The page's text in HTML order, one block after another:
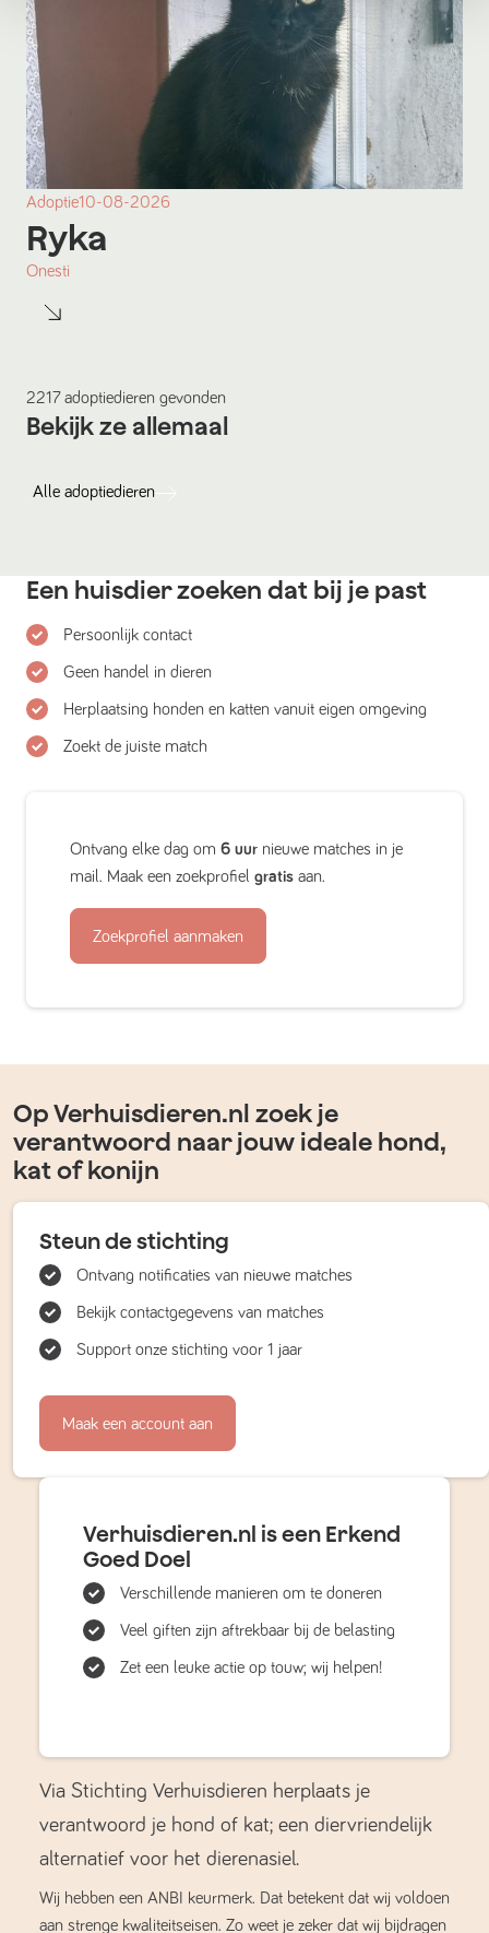
Adoptie10-08-2026
Ryka
Onesti
2217 adoptiedieren gevonden
Bekijk ze allemaal
Alle adoptiedieren
Een huisdier zoeken dat bij je past
Persoonlijk contact
Geen handel in dieren
Herplaatsing honden en katten vanuit eigen omgeving
Zoekt de juiste match
Ontvang elke dag om 6 uur nieuwe matches in je
mail. Maak een zoekprofiel gratis aan.
Zoekprofiel aanmaken
Op Verhuisdieren.nl zoek je
verantwoord naar jouw ideale hond,
kat of konijn
Steun de stichting
Ontvang notificaties van nieuwe matches
Bekijk contactgegevens van matches
Support onze stichting voor 1 jaar
Maak een account aan
Verhuisdieren.nl is een Erkend
Goed Doel
Verschillende manieren om te doneren
Veel giften zijn aftrekbaar bij de belasting
Zet een leuke actie op touw; wij helpen!
Via Stichting Verhuisdieren herplaats je
verantwoord je hond of kat; een diervriendelijk
alternatief voor het dierenasiel.
Wij hebben een ANBI keurmerk. Dat betekent dat wij voldoen
aan strenge kwaliteitseisen. Zo weet je zeker dat wij bijdragen